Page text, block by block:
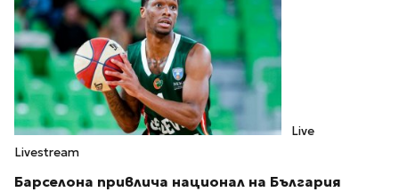
Live
Livestream
Барселона привлича национал на България